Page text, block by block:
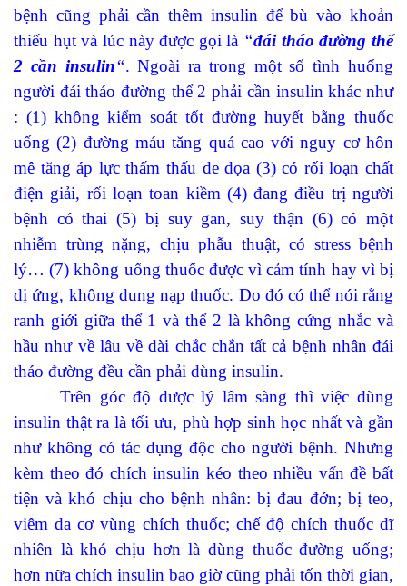
bệnh cũng phải cầnthêm insulin để bù vào khoản
thiếu hụt và lúc này được gọi là “đái tháo đườngthể
2 cần insulin“. Ngoài ra trong một số tình huống
người đái tháo đường thể 2 phải cần insulin khác như
: (1) không kiểm soát tốt đường huyết bằng thuốc
uống (2) đường máu tăng quá cao với nguy cơ hôn
mê tăng áp lực thấm thấu đe dọa (3) có rối loạn chất
điện giải, rối loạn toan kiềm (4) đang điều trị người
bệnh có thai (5) bị suy gan, suy thận (6) có một
nhiễm trùng nặng, chịu phẫu thuật, có stress bệnh
lý… (7) không uống thuốc được vì cảm tính hay vì bị
dị ứng, không dung nạp thuốc. Do đó có thể nói rằng
ranh giới giữa thể 1 và thể 2 là không cứng nhắc và
hầu như về lâu về dài chắc chắn tất cả bệnh nhân đái
tháo đường đều cần phải dùng insulin.
Trên góc độ dược lý lâm sàng thìviệc dùng
insulin thật ra là tối ưu, phù hợp sinh học nhấtvà gần
như không có tác dụng độc cho người bệnh. Nhưng
kèm theo đó chíchinsulinkéo theo nhiều vấn đề bất
tiện và khó chịu cho bệnh nhân: bịđau đớn; bị teo,
viêm da cơ vùng chích thuốc; chế độ chích thuốc dĩ
nhiên là khó chịu hơn là dùng thuốc đường uống;
hơn nữa chích insulin bao giờ cũng phải tốn thời gian,